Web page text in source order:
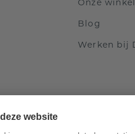
Onze
Blog
Werken bij
website